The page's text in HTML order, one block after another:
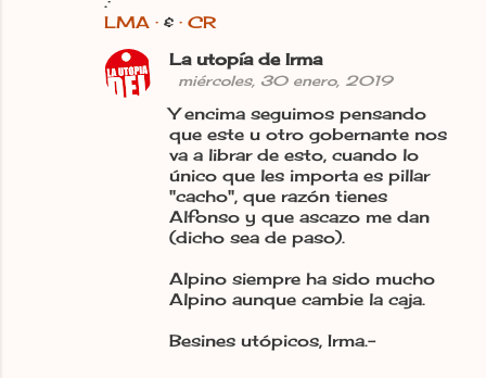
LMA · & · CR
La utopía de Irma
miércoles, 30 enero, 2019
Y encima seguimos pensando
que este u otro gobernante nos
va a librar de esto, cuando lo
único que les importa es pillar
"cacho", que razón tienes
Alfonso y que ascazo me dan
(dicho sea de paso).
Alpino siempre ha sido mucho
Alpino aunque cambie la caja.
Besines utópicos, Irma.-